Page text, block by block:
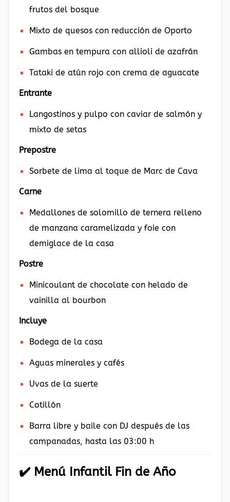
frutos del bosque
Mixto de quesos con reducción de Oporto
Gambas en tempura con allioli de azafrán
Tataki de atún rojo con crema de aguacate
Entrante
Langostinos y pulpo con caviar de salmón y
mixto de setas
Prepostre
Sorbete de lima al toque de Marc de Cava
Carne
Medallones de solomillo de ternera relleno
de manzana caramelizada y foie con
demiglace de la casa
Postre
Minicoulant de chocolate con helado de
vainilla al bourbon
Incluye
Bodega de la casa
Aguas minerales y cafés
Uvas de la suerte
Cotillón
Barra libre y baile con DJ después de las
campanadas, hasta las 03:00 h
✔️ Menú Infantil Fin de Año